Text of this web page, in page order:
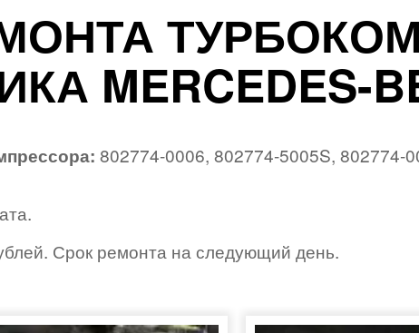
MERCEDES-
802774-0006, 802774-5005S, 802774-
Срок ремонта на следующий день.